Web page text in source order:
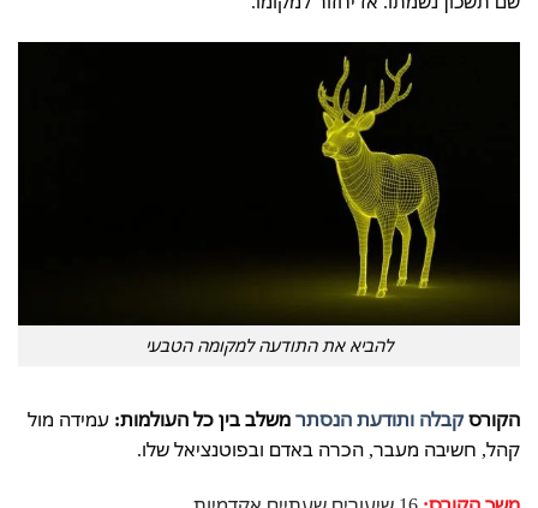
להביא את התודעה למקומה הטבעי
הקורסקבלה ותודעת הנסתרמשלב בין כל העולמות: עמידה מול
קהל, חשיבה מעבר, הכרה באדם ובפוטנציאל שלו.